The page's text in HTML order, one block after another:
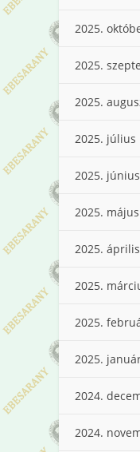
2025.
2025.
2025.
2025. július
2025. június
2025. május
2025. április
2025.
2025.
2025.
2024.
2024.